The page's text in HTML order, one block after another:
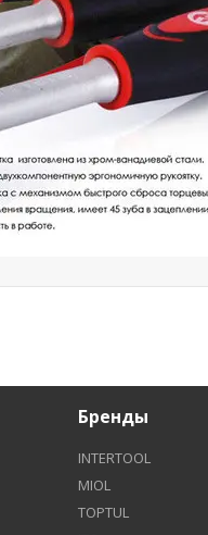
Бренды
INTERTOOL
MIOL
TOPTUL